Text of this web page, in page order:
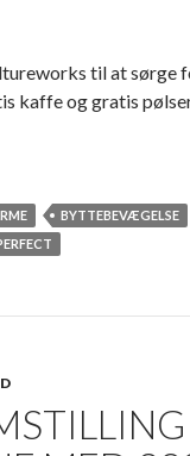
til at sørge
kaffe og gratis
byttemarked
BYTTEBEVÆGELSE